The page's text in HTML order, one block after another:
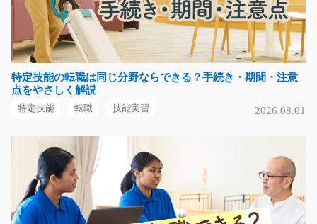
時給1100円～時給1375円
福岡県久留米市
気になる
ジュエリー販売スタッフ/y11_01012
＼ジュエリーショップでの接客販売スタッフ募集！／ お
客様一人ひとりに寄…
長期（3ヶ月以上）
時給1250円
長野県上田市
特定技能の転職は同じ分野ならできる？手続き・期間・注意
点をやさしく解説
特定技能 転職 技能実習 2026.08.01